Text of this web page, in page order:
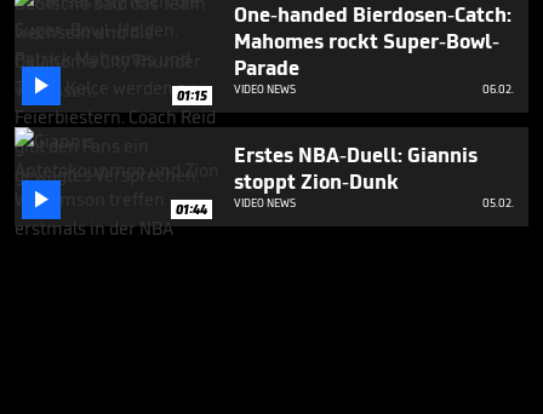
 01:15
One-handed Bierdosen-Catch:
Mahomes rockt Super-Bowl-
Parade
VIDEO NEWS 06.02.
 01:44
Erstes NBA-Duell: Giannis
stoppt Zion-Dunk
VIDEO NEWS 05.02.